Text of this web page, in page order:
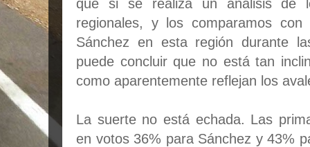
que si se realiza un análisis de
regionales, y los comparamos
Sánchez en esta región durante
puede concluir que no está tan
como aparentemente reflejan los
La suerte no está echada. Las
en votos 36% para Sánchez y 43%